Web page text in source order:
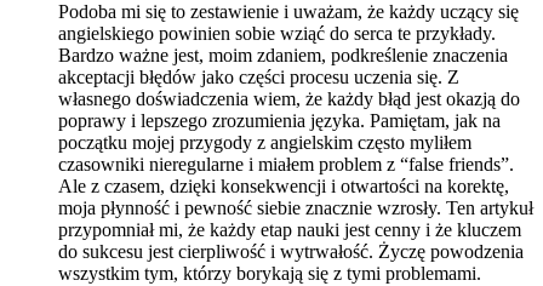
Podoba mi się to zestawienie i uważam, że każdy uczący się
angielskiego powinien sobie wziąć do serca te przykłady.
Bardzo ważne jest, moim zdaniem, podkreślenie znaczenia
akceptacji błędów jako części procesu uczenia się. Z
własnego doświadczenia wiem, że każdy błąd jest okazją do
poprawy i lepszego zrozumienia języka. Pamiętam, jak na
początku mojej przygody z angielskim często myliłem
czasowniki nieregularne i miałem problem z “false friends”.
Ale z czasem, dzięki konsekwencji i otwartości na korektę,
moja płynność i pewność siebie znacznie wzrosły. Ten artykuł
przypomniał mi, że każdy etap nauki jest cenny i że kluczem
do sukcesu jest cierpliwość i wytrwałość. Życzę powodzenia
wszystkim tym, którzy borykają się z tymi problemami.